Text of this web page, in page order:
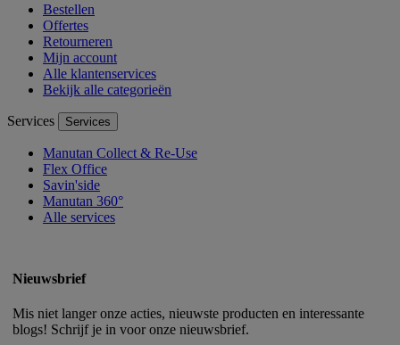
Bestellen
Offertes
Retourneren
Mijn account
Alle klantenservices
Bekijk alle categorieën
Services Services
Manutan Collect & Re-Use
Flex Office
Savin'side
Manutan 360°
Alle services
Nieuwsbrief
Mis niet langer onze acties, nieuwste producten en interessante
blogs! Schrijf je in voor onze nieuwsbrief.